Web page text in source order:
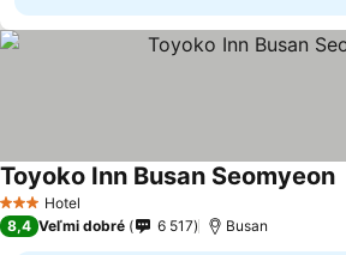
3 Počet hviezdičiek
Hotel
Toyoko Inn Busan Seomyeon
8,4 Veľmi dobré 6 517 Busan